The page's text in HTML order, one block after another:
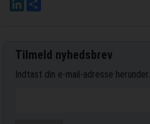
Tilmeld nyhedsbrev
Indtast din e-mail-adresse herunder.